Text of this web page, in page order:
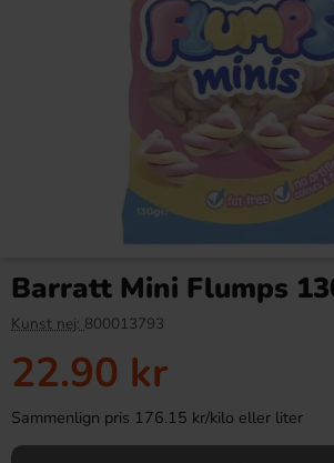
Barratt Mini Flumps
Kunst nej: 800013793
22.90 kr
Sammenlign pris 176.15 kr/kilo eller liter